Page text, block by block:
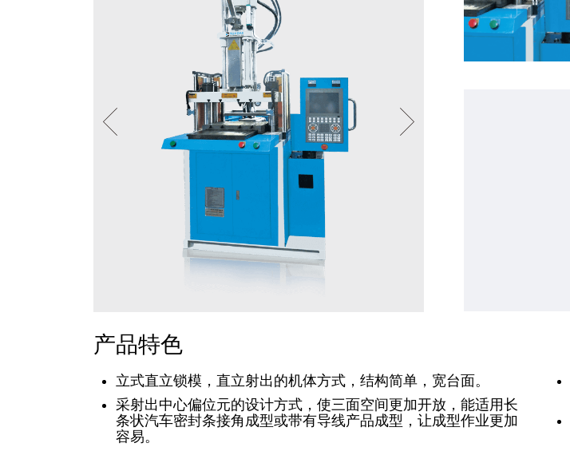
产品特色
立式直立锁模，直立射出的机体方式，结构简单，宽台面。
采射出中心偏位元的设计方式，使三面空间更加开放，能适用长
条状汽车密封条接角成型或带有导线产品成型，让成型作业更加
容易。